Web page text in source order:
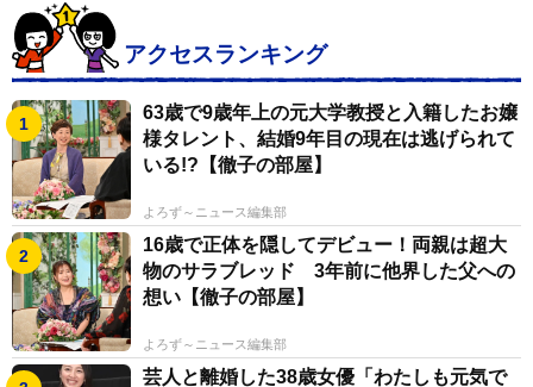
アクセスランキング
63歳で9歳年上の元大学教授と入籍したお嬢
様タレント、結婚9年目の現在は逃げられて
いる!?【徹子の部屋】
よろず～ニュース編集部
16歳で正体を隠してデビュー！両親は超大
物のサラブレッド 3年前に他界した父への
想い【徹子の部屋】
よろず～ニュース編集部
芸人と離婚した38歳女優「わたしも元気で